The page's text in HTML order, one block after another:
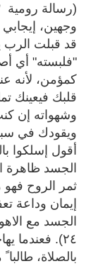
وجهين،
قد قبلت
"فلبسته" أي
كمؤمن، لأنه
قلبك فيعينك
وشهواته إن
ويقودك في سبل
أقول إسلكوا
الجسد ظاهرة
ثمر الروح
إيمان وداعة
٢٤). فعندما
بالصلاة،